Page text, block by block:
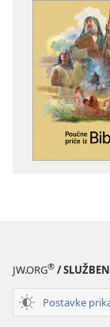
JW.ORG® /
Postavke